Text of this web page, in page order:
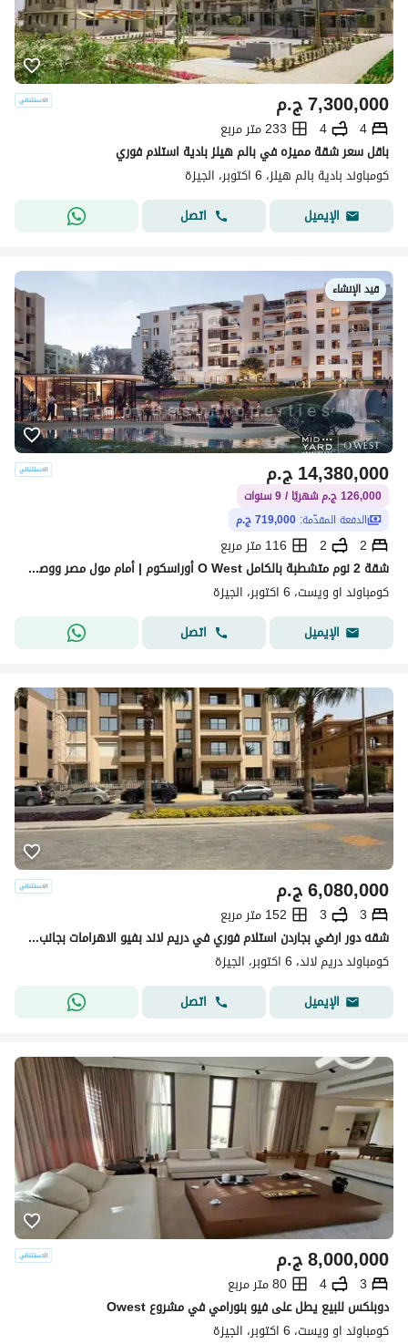
ج.م7,300,000
4
4
233 متر مربع
باقل سعر شقة مميزه في بالم هيلز بادية استلام فوري
كومباوند بادية بالم هيلز، 6 اكتوبر، الجيزة
الإيميل
اتصل
قيد الإنشاء
ج.م14,380,000
126,000 ج.م شهريًا / 9 سنوات
الدفعة المقدّمة: 719,000 ج.م
2
2
116 متر مربع
شقة 2 نوم متشطبة بالكامل O West أوراسكوم | أمام مول مصر ووصلة دهشور مباشرة | مقدم 719 ألف وتقسيط 9 سنوات | استثمار وسكن راقي بـ 14.3M بمتوسط شهري 126
كومباوند او ويست، 6 اكتوبر، الجيزة
الإيميل
اتصل
ج.م6,080,000
3
3
152 متر مربع
شقه دور ارضي بجاردن استلام فوري في دريم لاند بفيو الاهرامات بجانب مول مصر
كومباوند دريم لاند، 6 اكتوبر، الجيزة
الإيميل
اتصل
ج.م8,000,000
3
4
80 متر مربع
دوبلكس للبيع يطل على فيو بنورامي في مشروع Owest
كومباوند او ويست، 6 اكتوبر، الجيزة